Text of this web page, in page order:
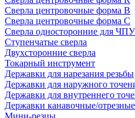
Сверла центровочные форма B
Сверла центровочные форма C
Сверла односторонние для ЧПУ
Ступенчатые сверла
Двухсторонние сверла
Токарный инструмент
Державки для нарезания резьбы
Державки для наружного
Державки для внутреннего
Державки канавочные/отрезные
Мини-резцы